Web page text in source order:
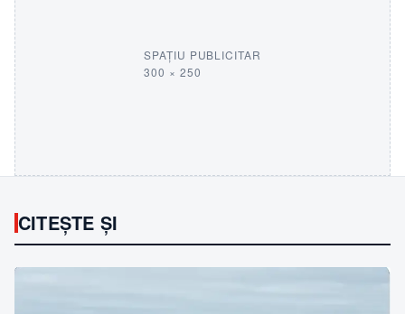
SPAȚIU PUBLICITAR
300 × 250
CITEȘTE ȘI